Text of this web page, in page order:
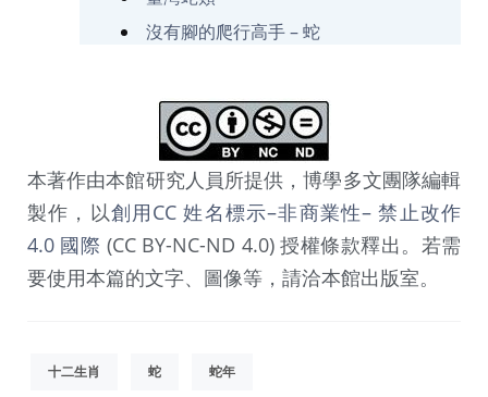
沒有腳的爬行高手 – 蛇
本著作由本館研究人員所提供，博學多文團隊編輯
製作，以創用CC 姓名標示–非商業性– 禁止改作
4.0 國際 (CC BY-NC-ND 4.0) 授權條款釋出。若需
要使用本篇的文字、圖像等，請洽本館出版室。
十二生肖 蛇 蛇年